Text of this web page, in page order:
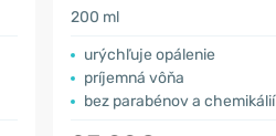
200 ml
urýchľuje opálenie
príjemná vôňa
bez parabénov a chemikálií